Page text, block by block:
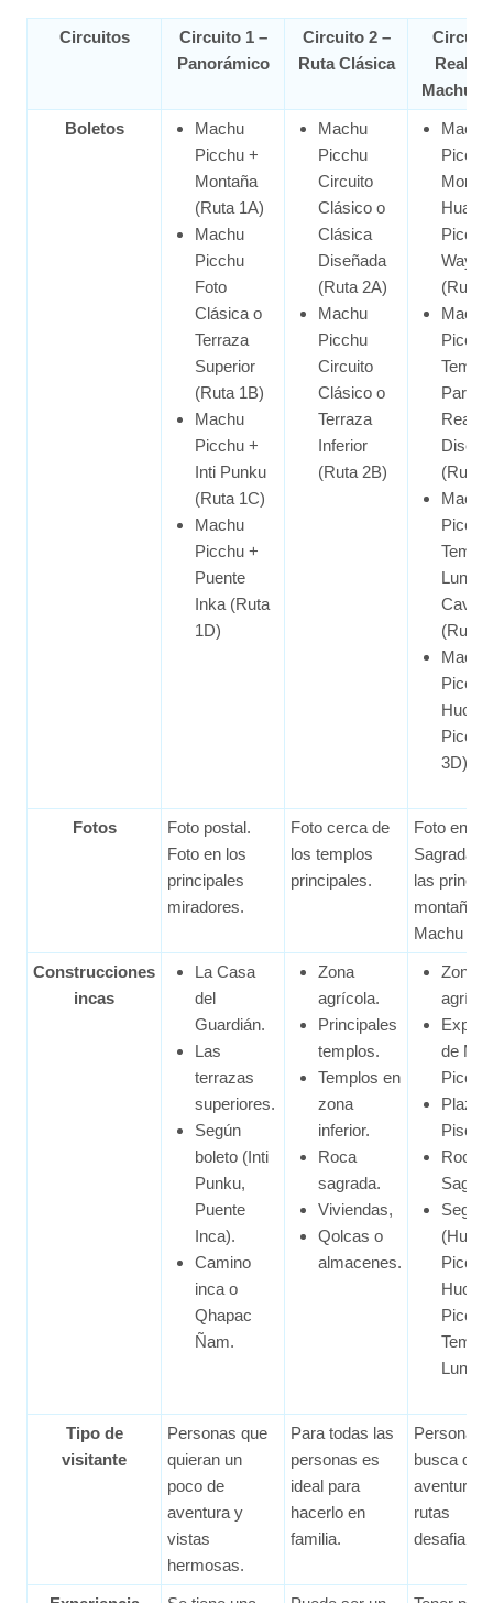
Circuitos
Circuito 1 –
Panorámico
Circuito 2 –
Ruta Clásica
Machu
Boletos
Machu
Picchu +
Montaña
(Ruta 1A)
Machu
Picchu
Foto
Clásica o
Terraza
Superior
(Ruta 1B)
Machu
Picchu +
Inti Punku
(Ruta 1C)
Machu
Picchu +
Puente
Inka (Ruta
1D)
Machu
Picchu
Circuito
Clásico o
Clásica
Diseñada
(Ruta 2A)
Machu
Picchu
Circuito
Clásico o
Terraza
Inferior
(Ruta 2B)
Machu
(Ruta
Machu
Picchu
Parte
(Ruta
Machu
Luna
(Ruta
Machu
3D)
Fotos
Foto postal.
Foto en los
principales
miradores.
Foto cerca de
los templos
principales.
Foto en la
Sagrada.
las
montañas
Machu
Construcciones
incas
La Casa
del
Guardián.
Las
terrazas
superiores.
Según
boleto (Inti
Punku,
Puente
Inca).
Camino
inca o
Qhapac
Ñam.
Zona
agrícola.
Principales
templos.
Templos en
zona
inferior.
Roca
sagrada.
Viviendas,
Qolcas o
almacenes.
Zona
de
Plaza
Roca
Según
Luna).
Tipo de
visitante
Personas que
quieran un
poco de
aventura y
vistas
hermosas.
Para todas las
personas es
ideal para
hacerlo en
familia.
Personas
busca de
aventuras
rutas